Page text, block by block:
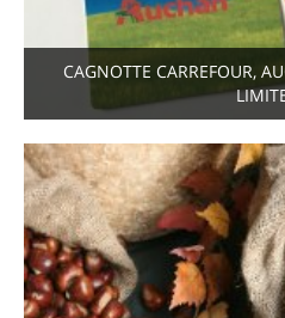
CAGNOTTE CARREFOUR,